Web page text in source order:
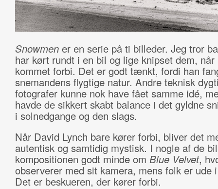
Snowmener en serie på ti billeder. Jeg tror
har kørt rundt i en bil og lige knipset dem, når
kommet forbi. Det er godt tænkt, fordi han
snemandens flygtige natur. Andre teknisk
fotografer kunne nok have fået samme idé,
havde de sikkert skabt balance i det gyldne
i solnedgange og den slags.
Når David Lynch bare kører forbi, bliver det
autentisk og samtidig mystisk. I nogle af de
kompositionen godt minde om Blue Velvet,
observerer med sit kamera, mens folk er ude
Det er beskueren, der kører forbi.